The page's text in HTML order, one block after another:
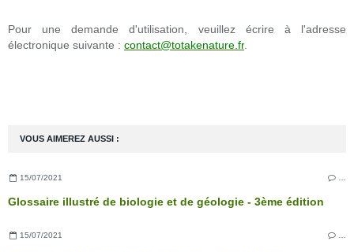
VOUS AIMEREZ AUSSI :
15/07/2021
Glossaire illustré de biologie et de géologie - 3ème édition
15/07/2021 …
Pour une demande d'utilisation, veuillez écrire à l'adresse
électronique suivante : contact@totakenature.fr